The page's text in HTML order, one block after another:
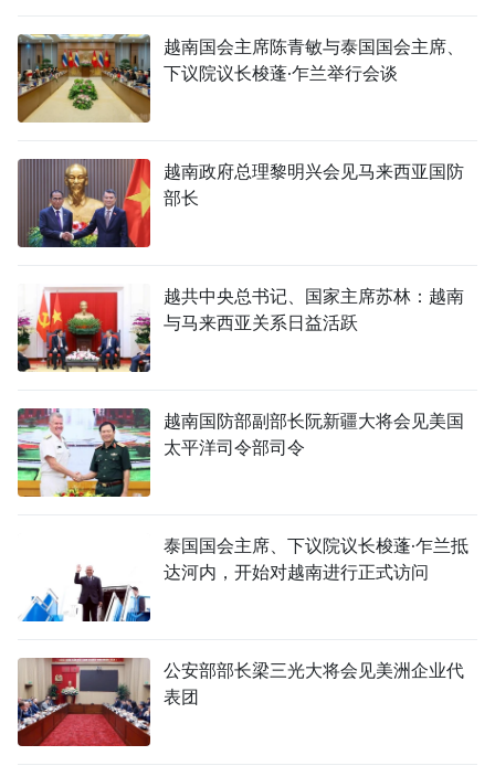
越南国会主席陈青敏与泰国国会主席、
下议院议长梭蓬·乍兰举行会谈
越南政府总理黎明兴会见马来西亚国防
部长
越共中央总书记、国家主席苏林：越南
与马来西亚关系日益活跃
越南国防部副部长阮新疆大将会见美国
太平洋司令部司令
泰国国会主席、下议院议长梭蓬·乍兰抵
达河内，开始对越南进行正式访问
公安部部长梁三光大将会见美洲企业代
表团